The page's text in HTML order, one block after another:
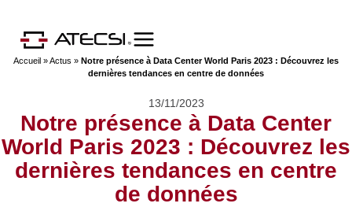
Accueil »Actus » Notre présence à Data Center World Paris 2023 : Découvrez les
dernières tendances en centre de données
13/11/2023
Notre présence à Data Center
World Paris 2023 : Découvrez les
dernières tendances en centre
de données